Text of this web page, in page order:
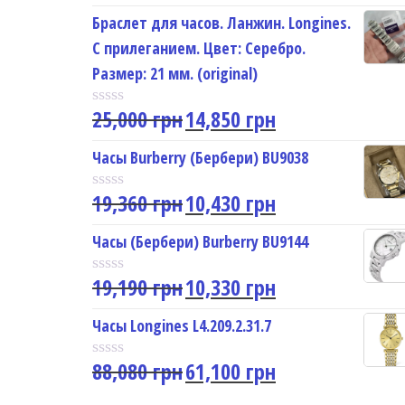
t
e
d
0
o
u
t
o
5
Браслет для часов. Ланжин. Longines.
С прилеганием. Цвет: Серебро.
Размер: 21 мм. (original)
R
t
e
d
0
o
u
t
o
f
5
25,000грн14,850 грн
Часы Burberry (Бербери) BU9038
R
t
e
d
0
o
u
t
o
f
5
19,360грн10,430 грн
Часы (Бербери) Burberry BU9144
R
t
e
d
0
o
19,190грн10,330 грн
Часы Longines L4.209.2.31.7
R
88,080грн61,100 грн